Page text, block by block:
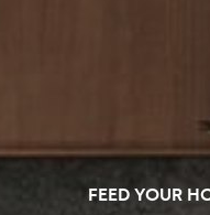
FEED YOUR